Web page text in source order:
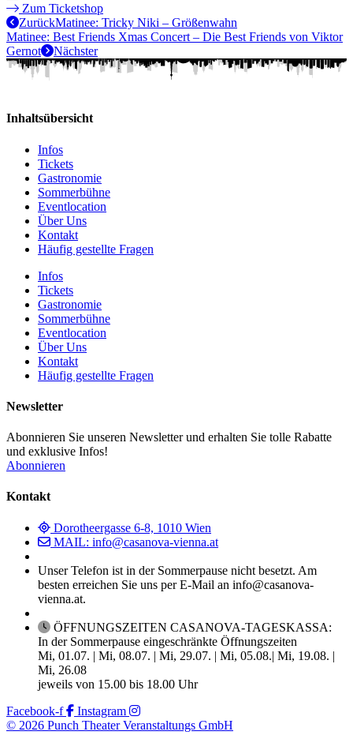
Zum Ticketshop
ZurückMatinee: Tricky Niki – Größenwahn
Matinee: Best Friends Xmas Concert – Die Best Friends von Viktor
Gernot
Nächster
Inhaltsübersicht
Infos
Tickets
Gastronomie
Sommerbühne
Eventlocation
Über Uns
Kontakt
Häufig gestellte Fragen
Infos
Tickets
Gastronomie
Sommerbühne
Eventlocation
Über Uns
Kontakt
Häufig gestellte Fragen
Newsletter
Abonnieren Sie unseren Newsletter und erhalten Sie tolle Rabatte
und exklusive Infos!
Abonnieren
Kontakt
Dorotheergasse 6-8, 1010 Wien
MAIL: info@casanova-vienna.at
Unser Telefon ist in der Sommerpause nicht besetzt. Am
besten erreichen Sie uns per E-Mail an info@casanova-
vienna.at.
ÖFFNUNGSZEITEN CASANOVA-TAGESKASSA:
In der Sommerpause eingeschränkte Öffnungszeiten
Mi, 01.07. | Mi, 08.07. | Mi, 29.07. | Mi, 05.08.| Mi, 19.08. |
Mi, 26.08
jeweils von 15.00 bis 18.00 Uhr
Facebook-f
Instagram
© 2026 Punch Theater Veranstaltungs GmbH